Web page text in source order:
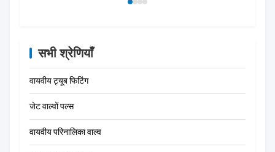
सभी श्रेणियाँ
वायवीय ट्यूब फिटिंग
जेट वाल्वों पल्स
वायवीय परिनालिका वाल्व